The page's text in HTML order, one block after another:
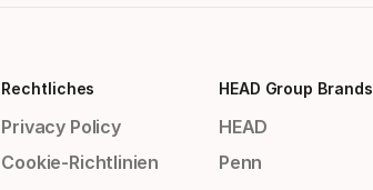
Rechtliches
Privacy Policy
Cookie-Richtlinien
HEAD Group Brands
HEAD
Penn